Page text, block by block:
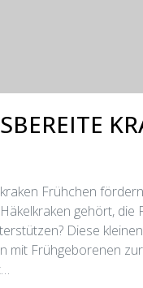
Frühchen
gehört, die
Diese
mit Frühgeborenen